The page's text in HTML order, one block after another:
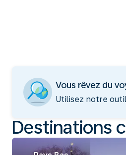
Vous rêvez du
Utilisez notre
Destinations